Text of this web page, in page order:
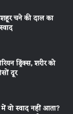
चने की दाल का
ड्रिंक्स, शरीर को
दूर
वो स्वाद नहीं आता?